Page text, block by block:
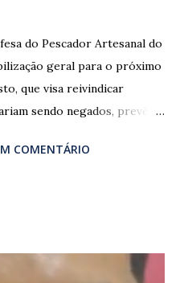
do Pescador Artesanal do
geral para o próximo
que visa reivindicar
sendo negados, prevê o
interdições estão
da manhã e, segundo
das autoridades para
COMENTÁRIO